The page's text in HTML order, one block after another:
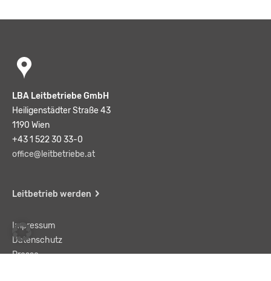
LBA Leitbetriebe GmbH
Heiligenstädter Straße 43
1190 Wien
+43 1 522 30 33-0
office@leitbetriebe.at
Leitbetrieb werden
Impressum
Datenschutz
Presse